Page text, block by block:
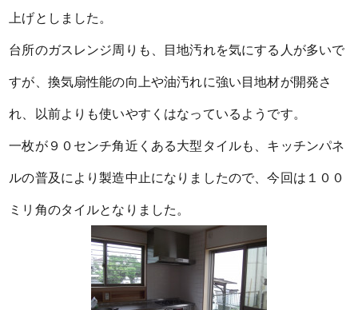
上げとしました。
台所のガスレンジ周りも、目地汚れを気にする人が多いで
すが、換気扇性能の向上や油汚れに強い目地材が開発さ
れ、以前よりも使いやすくはなっているようです。
一枚が９０センチ角近くある大型タイルも、キッチンパネ
ルの普及により製造中止になりましたので、今回は１００
ミリ角のタイルとなりました。